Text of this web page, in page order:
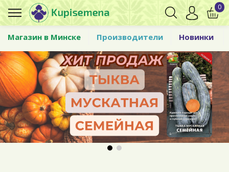
0
Магазин в Минске Производители Новинки